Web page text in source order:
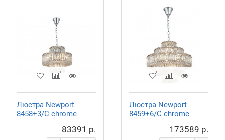
Люстра Newport
8458+3/C chrome
83391 р.
Люстра Newport
8459+6/C chrome
173589 р.